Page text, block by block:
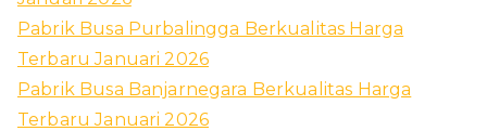
Pabrik Busa Purbalingga Berkualitas Harga
Terbaru Januari 2026
Pabrik Busa Banjarnegara Berkualitas Harga
Terbaru Januari 2026